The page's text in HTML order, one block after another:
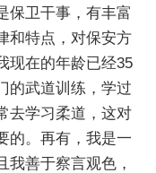
保卫干事，有丰富
和特点，对保安方
现在的年龄已经35
的武道训练，学过
去学习柔道，这对
的。再有，我是一
我善于察言观色，